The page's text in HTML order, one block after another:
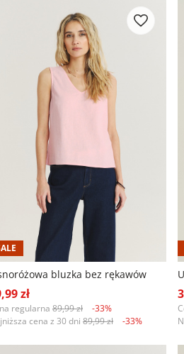
bluzka bez rękawów
zł
regularna 89,99 zł
-33%
cena z 30 dni 89,99 zł -33%